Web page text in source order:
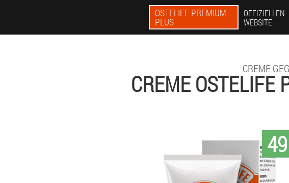
OSTELIFE PREMIUM
PLUS
OFFIZIELLEN
WEBSITE
CREME
CREME OSTELIFE